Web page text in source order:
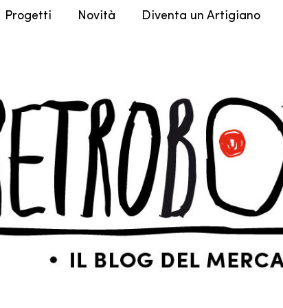
Progetti Novità Diventa un Artigiano